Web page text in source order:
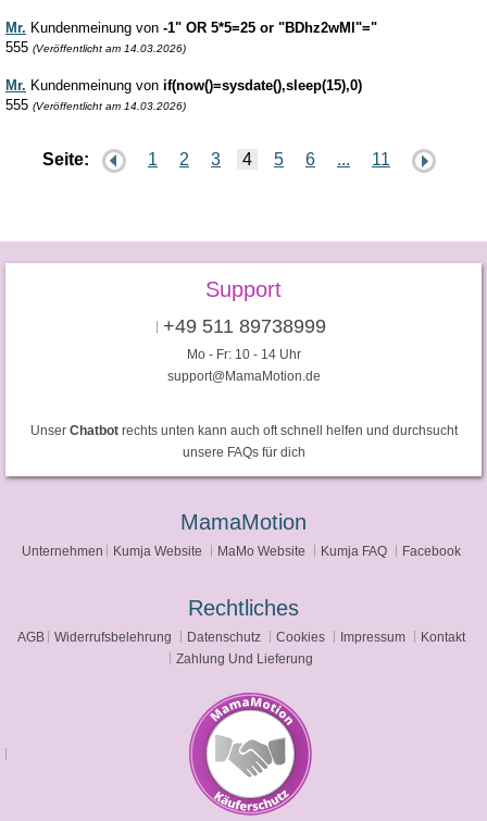
Mr. Kundenmeinung von -1" OR 5*5=25 or "BDhz2wMl"="
555 (Veröffentlicht am 14.03.2026)
Mr. Kundenmeinung von if(now()=sysdate(),sleep(15),0)
555 (Veröffentlicht am 14.03.2026)
Seite: 1 2 3 4 5 6 ... 11
Support
+49 511 89738999
Mo - Fr: 10 - 14 Uhr
support@MamaMotion.de
Unser Chatbotrechts unten kann auch oft schnell helfen und durchsucht
unsere FAQs für dich
MamaMotion
Unternehmen Kumja Website MaMo Website Kumja FAQ Facebook
Rechtliches
AGB Widerrufsbelehrung Datenschutz Cookies Impressum
Kontakt
Zahlung Und Lieferung